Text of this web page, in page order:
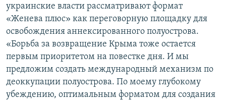
украинские власти рассматривают формат
«Женева плюс» как переговорную площадку для
освобождения аннексированного полуострова.
«Борьба за возвращение Крыма тоже остается
первым приоритетом на повестке дня. И мы
предложим создать международный механизм по
деоккупации полуострова. По моему глубокому
убеждению, оптимальным форматом для создания